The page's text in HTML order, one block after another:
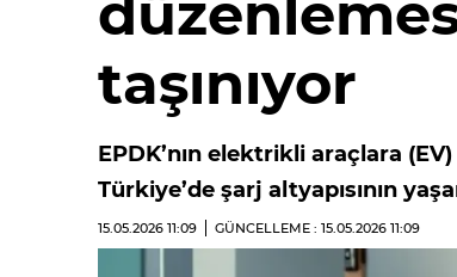
taşınıyor
EPDK’nın elektrikli araçlara
Türkiye’de şarj altyapısının
15.05.2026 11:09 GÜNCELLEME : 15.05.2026 11:09